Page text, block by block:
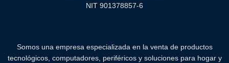
NIT 901378857-6
Somos una empresa especializada en la venta de productos
tecnológicos, computadores, periféricos y soluciones para hogar y